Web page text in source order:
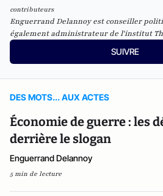
contributeurs
Enguerrand Delannoy est conseiller
également administrateur de l'institut
SUIVRE
DES MOTS... AUX ACTES
Économie de guerre : les
derrière le slogan
Enguerrand Delannoy
5 min de lecture